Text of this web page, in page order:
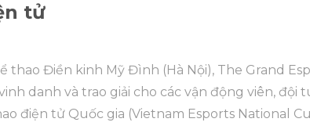
tử
thao Điền kinh Mỹ Đình (Hà Nội), The Grand
danh và trao giải cho các vận động viên, đội
điện tử Quốc gia (Vietnam Esports National